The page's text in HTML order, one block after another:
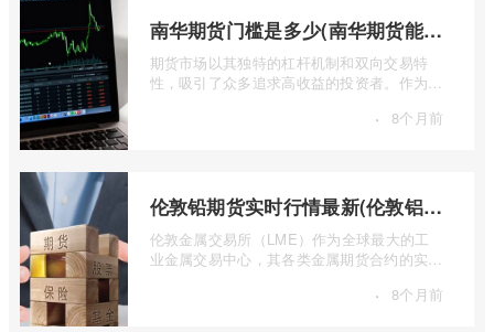
南华期货门槛是多少(南华期货能做国际期货吗)
期货市场以其独特的杠杆机制和双向交易特
性，吸引了众多追求高收益的投资者。作为中
· 8个月前
伦敦铅期货实时行情最新(伦敦铝锡期货实时行情)
伦敦金属交易所（LME）作为全球最大的工
业金属交易中心，其各类金属期货合约的实时
· 8个月前